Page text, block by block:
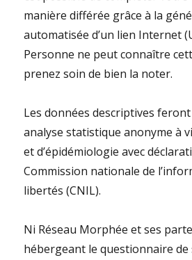
manière différée grâce à la
automatisée d’un lien Internet
Personne ne peut connaître
prenez soin de bien la noter.
Les données descriptives feront
analyse statistique anonyme à
et d’épidémiologie avec
Commission nationale de
libertés (CNIL).
Ni Réseau Morphée et ses
hébergeant le questionnaire de